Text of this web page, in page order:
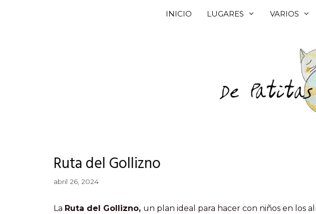
INICIO LUGARES VARIOS
Ruta del Gollizno
abril 26, 2024
La Ruta del Gollizno, un plan ideal para hacer con niños en los